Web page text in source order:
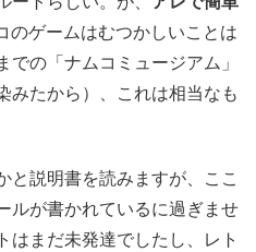
のゲームはむつかしいことは
の「ナムコミュージアム」
みたから）、これは相当なも
説明書を読みますが、ここ
ルが書かれているに過ぎませ
はまだ未発達でしたし、レト